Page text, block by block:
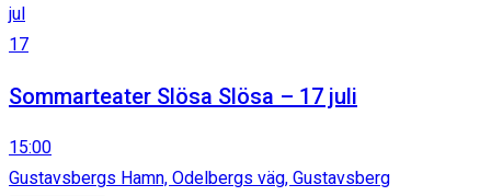
jul
17
Sommarteater Slösa Slösa – 17 juli
15:00
Gustavsbergs Hamn, Odelbergs väg, Gustavsberg